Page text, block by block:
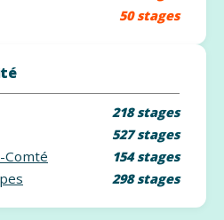
50 stages
218 stages
527 stages
Comté 154 stages
298 stages